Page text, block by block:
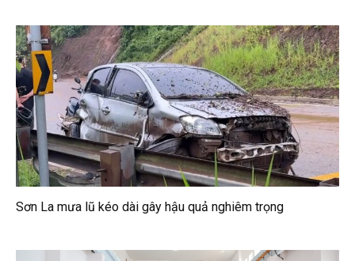
Sơn La mưa lũ kéo dài gây hậu quả nghiêm trọng